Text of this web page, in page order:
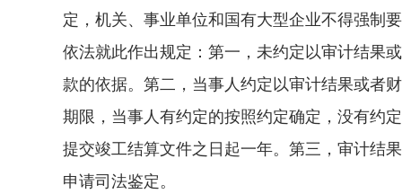
定，机关、事业单位和国有大型企业不得强制
依法就此作出规定：第一，未约定以审计结果
款的依据。第二，当事人约定以审计结果或者
期限，当事人有约定的按照约定确定，没有约
提交竣工结算文件之日起一年。第三，审计结
申请司法鉴定。